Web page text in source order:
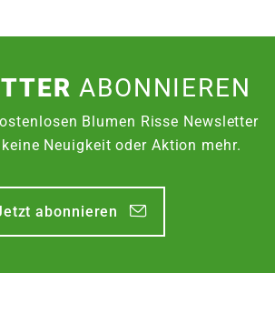
ABONNIEREN
Blumen Risse Newsletter
Neuigkeit oder Aktion mehr.
abonnieren